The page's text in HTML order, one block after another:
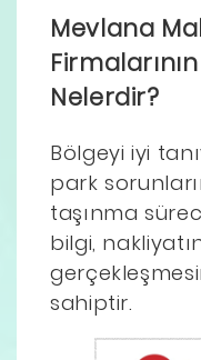
Mevlana
Nelerdir?
Bölgeyi iyi
park
taşınma
bilgi,
sahiptir.